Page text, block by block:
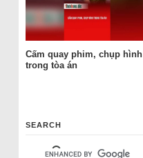
Cấm quay phim, chụp hình
trong tòa án
SEARCH